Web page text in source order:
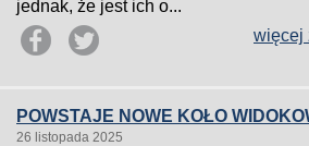
jednak, że jest ich o...
więcej
POWSTAJE NOWE KOŁO
26 listopada 2025